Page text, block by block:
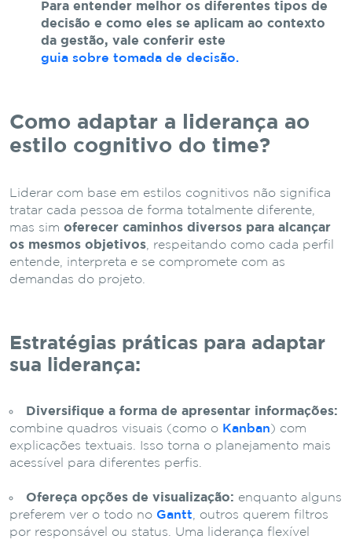
Para entender melhor os diferentes tipos de
decisão e como eles se aplicam ao contexto
da gestão, vale conferir este
guia sobre tomada de decisão.
Como adaptar a liderança ao
estilo cognitivo do time?
Liderar com base em estilos cognitivos não significa
tratar cada pessoa de forma totalmente diferente,
mas sim oferecer caminhos diversos para alcançar
os mesmos objetivos, respeitando como cada perfil
entende, interpreta e se compromete com as
demandas do projeto.
Estratégias práticas para adaptar
sua liderança:
Diversifique a forma de apresentar informações:
combine quadros visuais (como o Kanban ) com
explicações textuais. Isso torna o planejamento mais
acessível para diferentes perfis.
Ofereça opções de visualização: enquanto alguns
preferem ver o todo no Gantt, outros querem filtros
por responsável ou status. Uma liderança flexível